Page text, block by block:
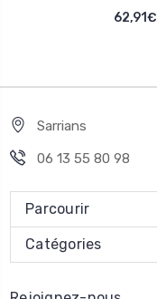
62,91€
Sarrians
06 13 55 80 98
Parcourir
Catégories